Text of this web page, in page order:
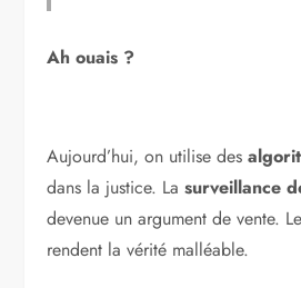
Ah ouais ?
Aujourd’hui, on utilise des
dans la justice. Lasurveillance
devenue un argument de vente.
rendent la vérité malléable.